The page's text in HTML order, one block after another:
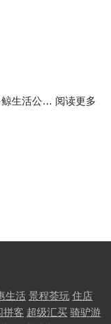
鲸生活公… 阅读更多
生活 景程荟玩 住店
拼客 超级汇买 骑驴游